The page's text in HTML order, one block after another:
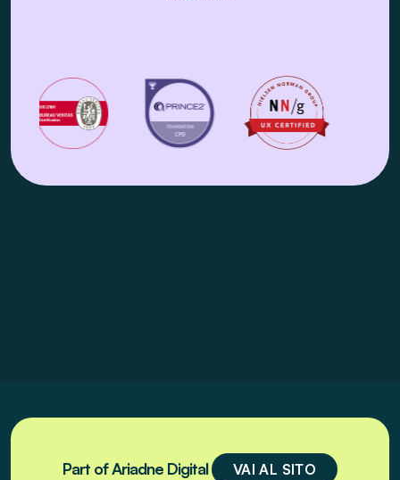
Part ofAriadne Digital VAI AL SITO